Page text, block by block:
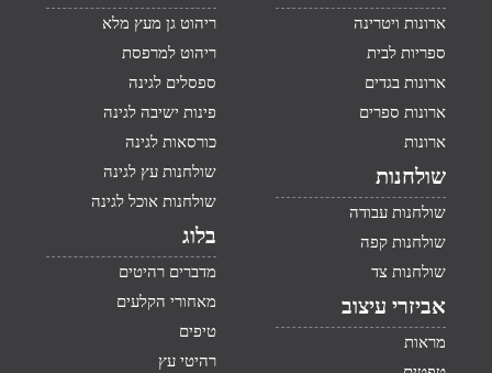
ארונות ויטרינה
ספריות לבית
ארונות בגדים
ארונות ספרים
ארונות
שולחנות
שולחנות עבודה
שולחנות קפה
שולחנות צד
אביזרי עיצוב
מראות
ריהוט גן מעץ מלא
ריהוט למרפסת
ספסלים לגינה
פינות ישיבה לגינה
כורסאות לגינה
שולחנות עץ לגינה
שולחנות אוכל לגינה
בלוג
מדברים רהיטים
מאחורי הקלעים
טיפים
רהיטי עץ